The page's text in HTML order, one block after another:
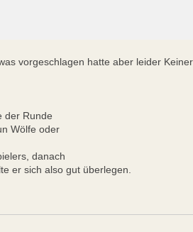
vorgeschlagen hatte aber leider
der Runde
Wölfe oder
danach
er sich also gut überlegen.